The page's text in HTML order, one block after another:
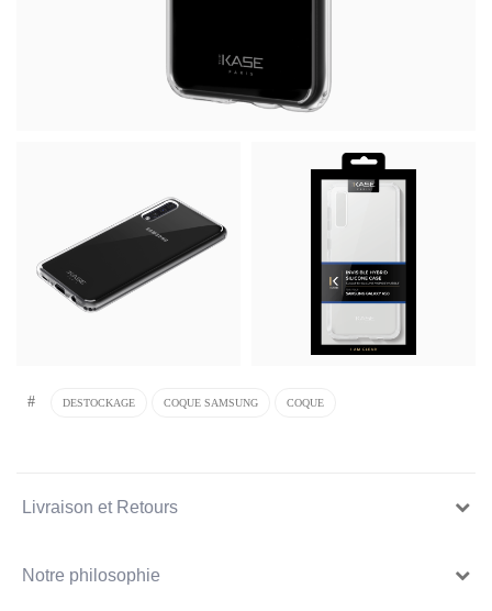
# DESTOCKAGE COQUE SAMSUNG COQUE
Livraison et Retours
Notre philosophie